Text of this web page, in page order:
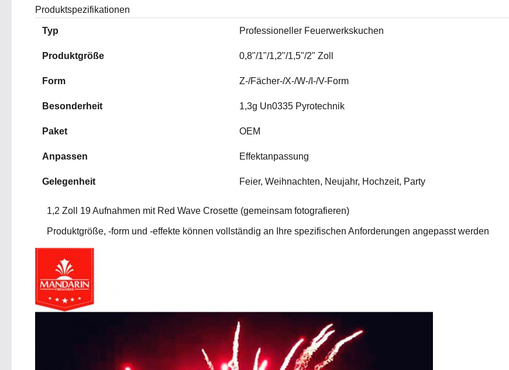
Produktspezifikationen
Typ Professioneller Feuerwerkskuchen
Produktgröße 0,8"/1"/1,2"/1,5"/2" Zoll
Form Z-/Fächer-/X-/W-/I-/V-Form
Besonderheit 1,3g Un0335 Pyrotechnik
Paket OEM
Anpassen Effektanpassung
Gelegenheit Feier, Weihnachten, Neujahr, Hochzeit, Party
1,2 Zoll 19 Aufnahmen mit Red Wave Crosette (gemeinsam fotografieren)
Produktgröße, -form und -effekte können vollständig an Ihre spezifischen Anforderungen angepasst werden